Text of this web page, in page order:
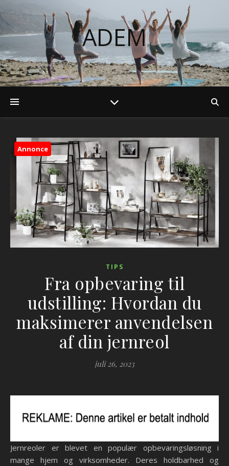
ADEM
Annonce
TIPS
Fra opbevaring til
udstilling: Hvordan du
maksimerer anvendelsen
af din jernreol
juli 26, 2023
Jernreoler er blevet en populær opbevaringsløsning i
mange hjem og virksomheder. Deres holdbarhed og